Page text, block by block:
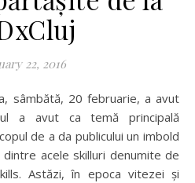
22, 2016
a avut ca temă principală
de a da publicului un imbold
acele skilluri denumite de
Astăzi, în epoca vitezei și